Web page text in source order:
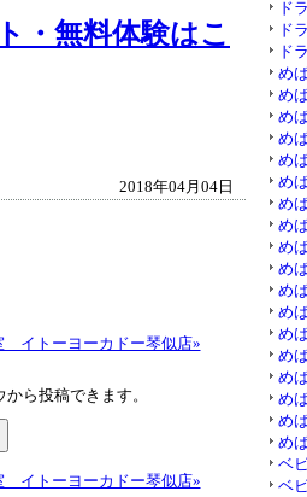
・無料体験はこ
2018年04月04日
イトーヨーカドー琴似店»
ら投稿できます。
イトーヨーカドー琴似店»
ド
ド
ド
め
め
め
め
め
め
め
め
め
め
め
め
め
め
め
め
め
め
ベ
ベ